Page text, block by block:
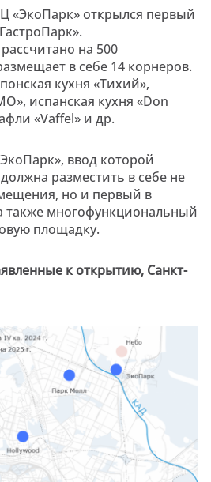
«ЭкоПарк» открылся первый
на 500
в себе 14 корнеров.
кухня «Тихий»,
испанская кухня «Don
«Vaffel» и др.
ввод которой
разместить в себе не
но и первый в
также многофункциональный
площадку.
к открытию, Санкт-